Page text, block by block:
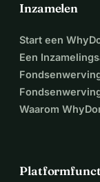
Inzamelen
Start een
Een
Waarom